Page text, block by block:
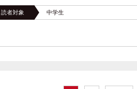
読者対象 中学生